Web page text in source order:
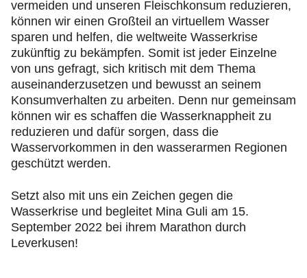
vermeiden und unseren Fleischkonsum reduzieren,
können wir einen Großteil an virtuellem Wasser
sparen und helfen, die weltweite Wasserkrise
zukünftig zu bekämpfen. Somit ist jeder Einzelne
von uns gefragt, sich kritisch mit dem Thema
auseinanderzusetzen und bewusst an seinem
Konsumverhalten zu arbeiten. Denn nur gemeinsam
können wir es schaffen die Wasserknappheit zu
reduzieren und dafür sorgen, dass die
Wasservorkommen in den wasserarmen Regionen
geschützt werden.
Setzt also mit uns ein Zeichen gegen die
Wasserkrise und begleitet Mina Guli am 15.
September 2022 bei ihrem Marathon durch
Leverkusen!